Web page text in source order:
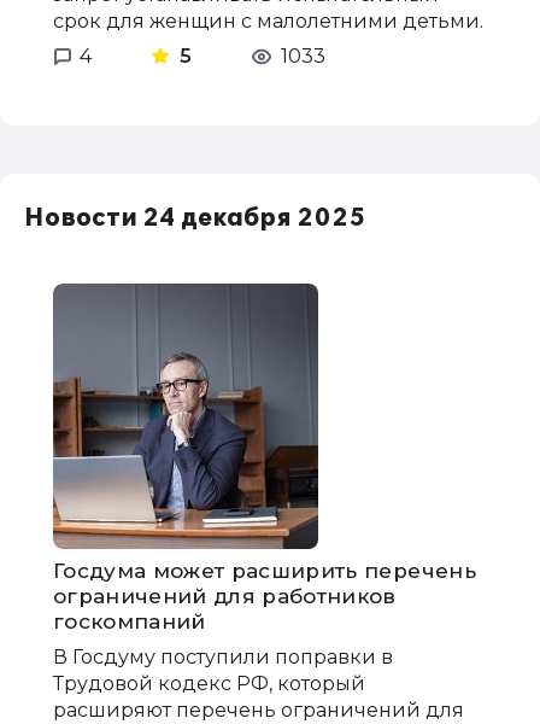
срок для женщин с малолетними детьми.
4
5 1033
Новости 24 декабря 2025
Госдума может расширить перечень
ограничений для работников
госкомпаний
В Госдуму поступили поправки в
Трудовой кодекс РФ, который
расширяют перечень ограничений для